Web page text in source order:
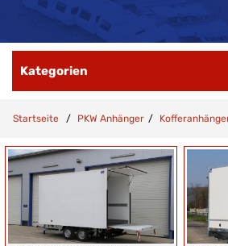
Kategorien
Startseite PKW Anhänger